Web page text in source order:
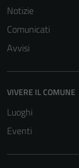
Notizie
Comunicati
Avvisi
VIVERE IL COMUNE
Luoghi
Eventi